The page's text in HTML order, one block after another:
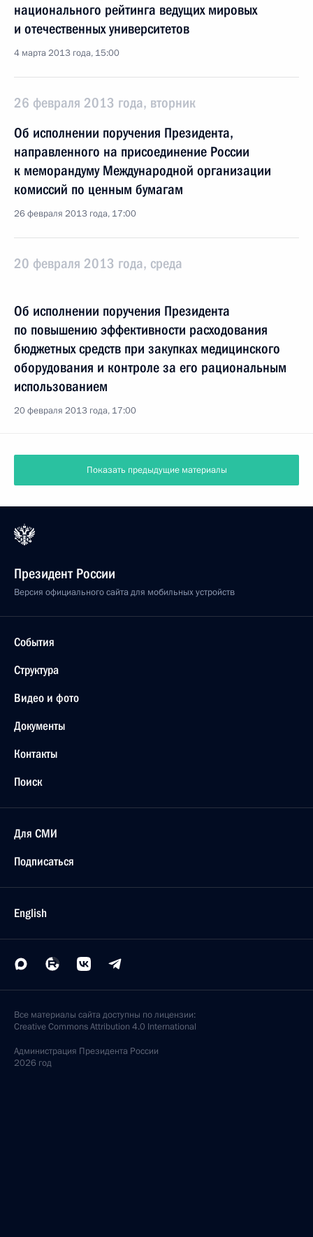
национального рейтинга ведущих мировых
и отечественных университетов
4 марта 2013 года, 15:00
26 февраля 2013 года, вторник
Об исполнении поручения Президента,
направленного на присоединение России
к меморандуму Международной организации
комиссий по ценным бумагам
26 февраля 2013 года, 17:00
20 февраля 2013 года, среда
Об исполнении поручения Президента
по повышению эффективности расходования
бюджетных средств при закупках медицинского
оборудования и контроле за его рациональным
использованием
20 февраля 2013 года, 17:00
Показать предыдущие материалы
Президент России
Версия официального сайта для мобильных устройств
События
Структура
Видео и фото
Документы
Контакты
Поиск
Для СМИ
Подписаться
English
Все материалы сайта доступны по лицензии:
Creative Commons Attribution 4.0 International
Администрация Президента России
2026 год